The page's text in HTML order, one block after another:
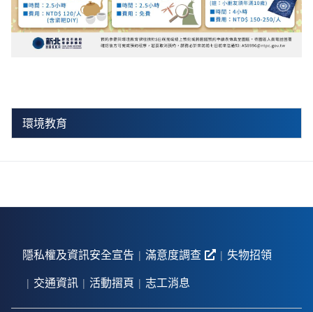
環境教育
隱私權及資訊安全宣告 滿意度調查
失物招領
交通資訊
活動摺頁 志工消息